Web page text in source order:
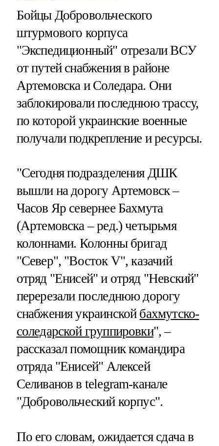
Бойцы Добровольческого
штурмового корпуса
"Экспедиционный" отрезали ВСУ
от путей снабжения в районе
Артемовска и Соледара. Они
заблокировали последнюю трассу,
по которой украинские военные
получали подкрепление и ресурсы.
"Сегодня подразделения ДШК
вышли на дорогу Артемовск –
Часов Яр севернее Бахмута
(Артемовска – ред.) четырьмя
колоннами. Колонны бригад
"Север", "Восток V", казачий
отряд "Енисей" и отряд "Невский"
перерезали последнюю дорогу
снабжения украинской бахмутско-
соледарской группировки", –
рассказал помощник командира
отряда "Енисей" Алексей
Селиванов в telegram-канале
"Добровольческий корпус".
По его словам, ожидается сдача в